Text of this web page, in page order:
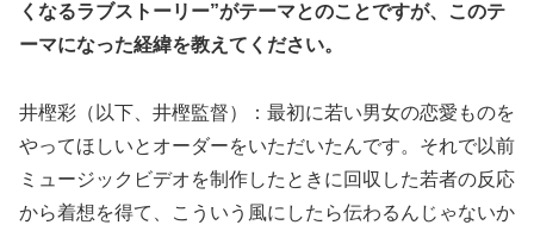
くなるラブストーリー”がテーマとのことですが、このテ
ーマになった経緯を教えてください。
井樫彩（以下、井樫監督）：最初に若い男女の恋愛ものを
やってほしいとオーダーをいただいたんです。それで以前
ミュージックビデオを制作したときに回収した若者の反応
から着想を得て、こういう風にしたら伝わるんじゃないか